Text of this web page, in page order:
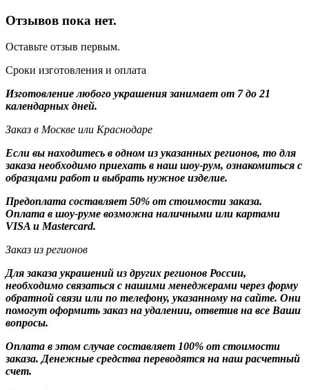
Отзывов пока нет.
Оставьте отзыв первым.
Сроки изготовления и оплата
Изготовление любого украшения занимает от 7 до 21
календарных дней.
Заказ в Москве или Краснодаре
Если вы находитесь в одном из указанных регионов, то для
заказа необходимо приехать в наш шоу-рум, ознакомиться с
образцами работ и выбрать нужное изделие.
Предоплата составляет 50% от стоимости заказа.
Оплата в шоу-руме возможна наличными или картами
VISA и Mastercard.
Заказ из регионов
Для заказа украшений из других регионов России,
необходимо связаться с нашими менеджерами через форму
обратной связи или по телефону, указанному на сайте. Они
помогут оформить заказ на удалении, ответив на все Ваши
вопросы.
Оплата в этом случае составляет 100% от стоимости
заказа. Денежные средства переводятся на наш расчетный
счет.